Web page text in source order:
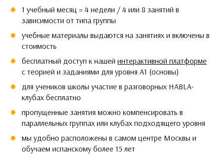
1 учебный месяц = 4 недели / 4 или 8 занятий в
зависимости от типа группы
учебные материалы выдаются на занятиях и включены в
стоимость
бесплатный доступ к нашей интерактивной платформе
c теорией и заданиями для уровня А1 (основы)
для учеников школы участие в разговорных HABLA-
клубах бесплатно
пропущенные занятия можно компенсировать в
параллельных группах или клубах подходящего уровня
мы удобно расположены в самом центре Москвы и
обучаем испанскому более 15 лет